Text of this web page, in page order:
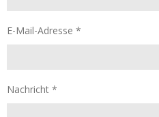
E-Mail-Adresse *
Nachricht *